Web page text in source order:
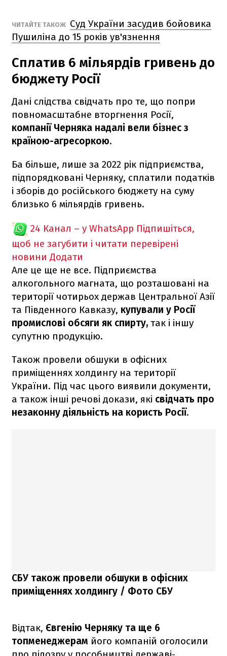
ЧИТАЙТЕ ТАКОЖ Суд України засудив бойовика
Пушиліна до 15 років ув'язнення
Сплатив 6 мільярдів гривень до
бюджету Росії
Дані слідства свідчать про те, що попри
повномасштабне вторгнення Росії,
компанії Черняка надалі вели бізнес з
країною-агресоркою.
Ба більше, лише за 2022 рік підприємства,
підпорядковані Черняку, сплатили податків
і зборів до російського бюджету на суму
близько 6 мільярдів гривень.
24 Канал – у WhatsApp Підпишіться,
щоб не загубити і читати перевірені
новини Додати
Але це ще не все. Підприємства
алкогольного магната, що розташовані на
території чотирьох держав Центральної Азії
та Південного Кавказу, купували у Росії
промислові обсяги як спирту, так і іншу
супутню продукцію.
Також провели обшуки в офісних
приміщеннях холдингу на території
України. Під час цього виявили документи,
а також інші речові докази, які свідчать про
незаконну діяльність на користь Росії.
СБУ також провели обшуки в офісних
приміщеннях холдингу / Фото СБУ
Відтак, Євгенію Черняку та ще 6
топменеджерам його компаній оголосили